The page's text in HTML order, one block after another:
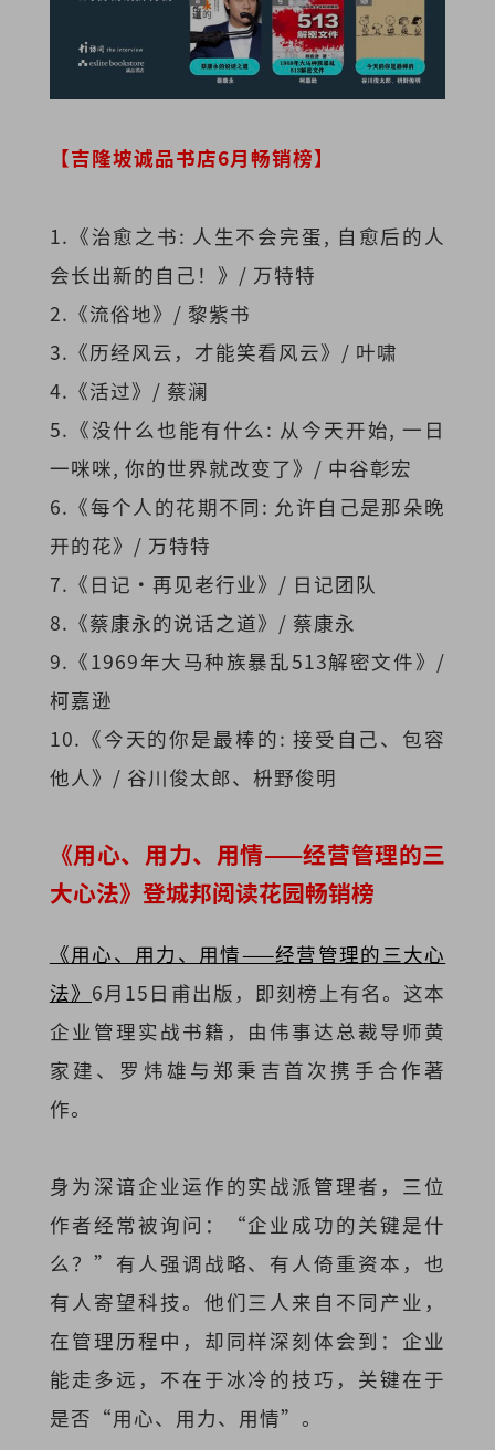
【吉隆坡诚品书店6月畅销榜】
1.《治愈之书: 人生不会完蛋, 自愈后的人
会长出新的自己！》/ 万特特
2.《流俗地》/ 黎紫书
3.《历经风云，才能笑看风云》/ 叶啸
4.《活过》/ 蔡澜
5.《没什么也能有什么: 从今天开始, 一日
一咪咪, 你的世界就改变了》/ 中谷彰宏
6.《每个人的花期不同: 允许自己是那朵晚
开的花》/ 万特特
7.《日记·再见老行业》/ 日记团队
8.《蔡康永的说话之道》/ 蔡康永
9.《1969年大马种族暴乱513解密文件》/
柯嘉逊
10.《今天的你是最棒的: 接受自己、包容
他人》/ 谷川俊太郎、枡野俊明
《用心、用力、用情——经营管理的三
大心法》登城邦阅读花园畅销榜
《用心、用力、用情——经营管理的三大心
法》 6月15日甫出版，即刻榜上有名。这本
企业管理实战书籍，由伟事达总裁导师黄
家建、罗炜雄与郑秉吉首次携手合作著
作。
身为深谙企业运作的实战派管理者，三位
作者经常被询问：“企业成功的关键是什
么？”有人强调战略、有人倚重资本，也
有人寄望科技。他们三人来自不同产业，
在管理历程中，却同样深刻体会到：企业
能走多远，不在于冰冷的技巧，关键在于
是否“用心、用力、用情”。